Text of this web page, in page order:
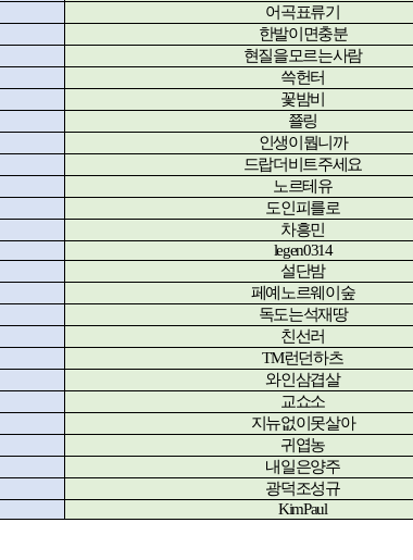
어곡표류기
한발이면충분
현질을모르는사람
쓱헌터
꽃밤비
쬴링
인생이뭡니까
드랍더비트주세요
노르테유
도인피를로
차흥민
legen0314
설단밤
페예노르웨이숲
독도는석재땅
친선러
TM런던하츠
와인삼겹살
교쇼소
지뉴없이못살아
귀엽농
내일은양주
광덕조성규
KimPaul